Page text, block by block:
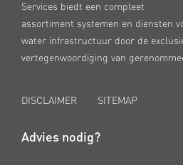
Services biedt een compleet
assortiment systemen en diensten
water infrastructuur door de
vertegenwoordiging van
DISCLAIMER SITEMAP
Advies nodig?